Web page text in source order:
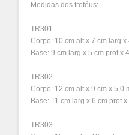
Medidas dos troféus:
TR301
Corpo: 10 cm alt x 7 cm larg x
Base: 9 cm larg x 5 cm prof x
TR302
Corpo: 12 cm alt x 9 cm x 5,0
Base: 11 cm larg x 6 cm prof
TR303